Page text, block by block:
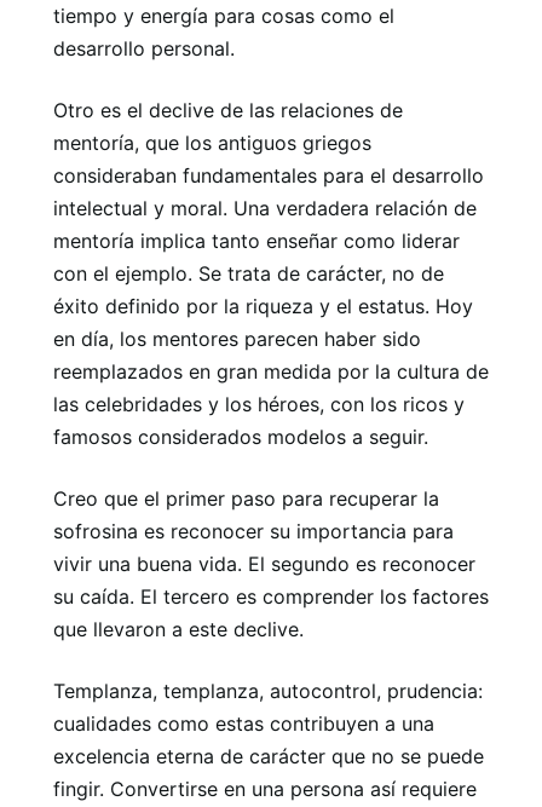
tiempo y energía para cosas como el
desarrollo personal.
Otro es el declive de las relaciones de
mentoría, que los antiguos griegos
consideraban fundamentales para el desarrollo
intelectual y moral. Una verdadera relación de
mentoría implica tanto enseñar como liderar
con el ejemplo. Se trata de carácter, no de
éxito definido por la riqueza y el estatus. Hoy
en día, los mentores parecen haber sido
reemplazados en gran medida por la cultura de
las celebridades y los héroes, con los ricos y
famosos considerados modelos a seguir.
Creo que el primer paso para recuperar la
sofrosina es reconocer su importancia para
vivir una buena vida. El segundo es reconocer
su caída. El tercero es comprender los factores
que llevaron a este declive.
Templanza, templanza, autocontrol, prudencia:
cualidades como estas contribuyen a una
excelencia eterna de carácter que no se puede
fingir. Convertirse en una persona así requiere